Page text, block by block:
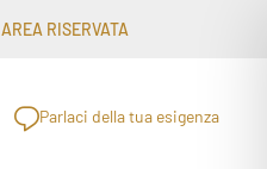
AREA RISERVATA
Parlaci della tua esigenza